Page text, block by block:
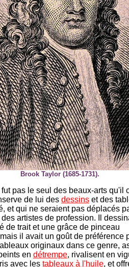
Brook Taylor (1685-1731).
fut pas le seul des beaux-arts qu'il
de lui des dessins et des
et qui ne seraient pas déplacés
artistes de profession. Il
de trait et une grâce de pinceau
il avait un goût de préférence
originaux dans ce genre,
en détrempe, rivalisent en
avec les tableaux à l'huile, et